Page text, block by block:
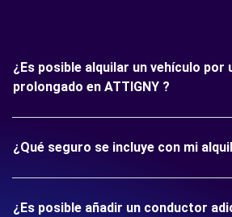
¿Es posible alquilar un vehículo por
prolongado en ATTIGNY ?
¿Qué seguro se incluye con mi
¿Es posible añadir un conductor